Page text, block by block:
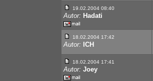
19.02.2004 08:40
Autor: Hadati
18.02.2004 17:42
Autor: ICH
18.02.2004 17:41
Autor: Joey